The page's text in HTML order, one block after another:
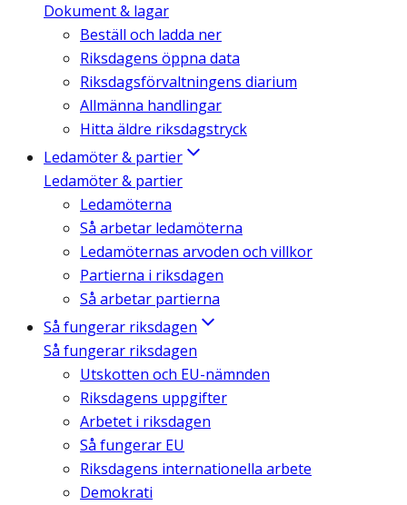
Dokument & lagar
Beställ och ladda ner
Riksdagens öppna data
Riksdagsförvaltningens diarium
Allmänna handlingar
Hitta äldre riksdagstryck
Ledamöter & partier
Ledamöter & partier
Ledamöterna
Så arbetar ledamöterna
Ledamöternas arvoden och villkor
Partierna i riksdagen
Så arbetar partierna
Så fungerar riksdagen
Så fungerar riksdagen
Utskotten och EU-nämnden
Riksdagens uppgifter
Arbetet i riksdagen
Så fungerar EU
Riksdagens internationella arbete
Demokrati